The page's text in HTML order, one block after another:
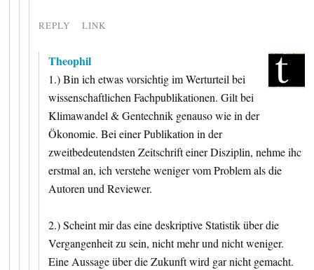
REPLY LINK
Theophil
1.) Bin ich etwas vorsichtig im Werturteil bei
wissenschaftlichen Fachpublikationen. Gilt bei
Klimawandel & Gentechnik genauso wie in der
Ökonomie. Bei einer Publikation in der
zweitbedeutendsten Zeitschrift einer Disziplin, nehme ihc
erstmal an, ich verstehe weniger vom Problem als die
Autoren und Reviewer.
2.) Scheint mir das eine deskriptive Statistik über die
Vergangenheit zu sein, nicht mehr und nicht weniger.
Eine Aussage über die Zukunft wird gar nicht gemacht.